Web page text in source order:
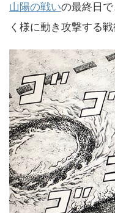
山陽の戦いの最終日で
く様に動き攻撃する